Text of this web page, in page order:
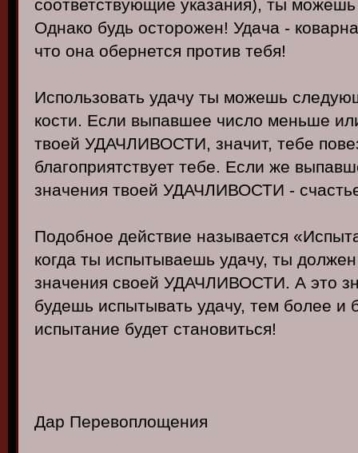
соответствующие указания), ты
Однако будь осторожен! Удача -
что она обернется против тебя!
Использовать удачу ты можешь
кости. Если выпавшее число меньше
твоей УДАЧЛИВОСТИ, значит, тебе
благоприятствует тебе. Если же
значения твоей УДАЧЛИВОСТИ -
Подобное действие называется
когда ты испытываешь удачу, ты
значения своей УДАЧЛИВОСТИ. А это
будешь испытывать удачу, тем более и
испытание будет становиться!
Дар Перевоплощения